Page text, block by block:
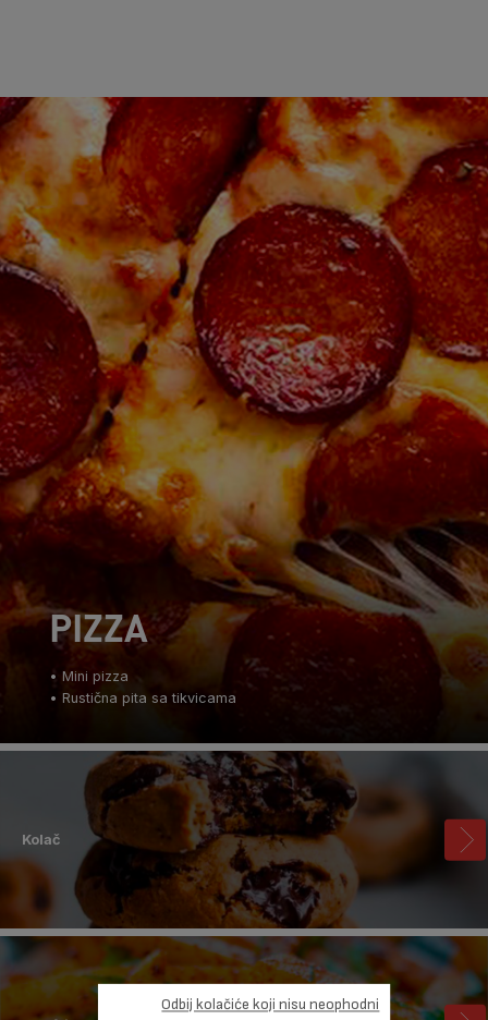
PIZZA
• Mini pizza
• Rustična pita sa tikvicama
Kolač
Odbij kolačiće koji nisu neophodni